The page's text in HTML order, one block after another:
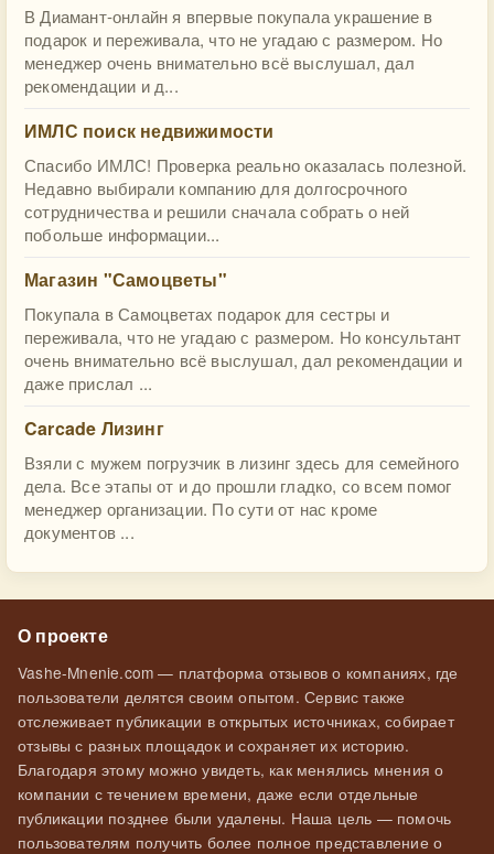
В Диамант-онлайн я впервые покупала украшение в
подарок и переживала, что не угадаю с размером. Но
менеджер очень внимательно всё выслушал, дал
рекомендации и д...
ИМЛС поиск недвижимости
Спасибо ИМЛС! Проверка реально оказалась полезной.
Недавно выбирали компанию для долгосрочного
сотрудничества и решили сначала собрать о ней
побольше информации...
Магазин "Самоцветы"
Покупала в Самоцветах подарок для сестры и
переживала, что не угадаю с размером. Но консультант
очень внимательно всё выслушал, дал рекомендации и
даже прислал ...
Carcade Лизинг
Взяли с мужем погрузчик в лизинг здесь для семейного
дела. Все этапы от и до прошли гладко, со всем помог
менеджер организации. По сути от нас кроме
документов ...
О проекте
Vashe-Mnenie.com — платформа отзывов о компаниях, где
пользователи делятся своим опытом. Сервис также
отслеживает публикации в открытых источниках, собирает
отзывы с разных площадок и сохраняет их историю.
Благодаря этому можно увидеть, как менялись мнения о
компании с течением времени, даже если отдельные
публикации позднее были удалены. Наша цель — помочь
пользователям получить более полное представление о